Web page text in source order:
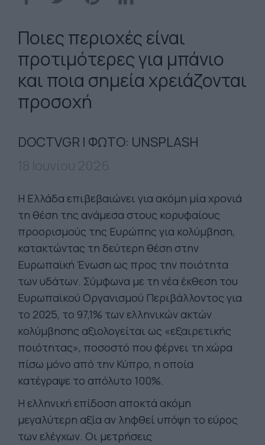
Ποιες περιοχές είναι
προτιμότερες για μπάνιο
και ποια σημεία χρειάζονται
προσοχή
DOCTVGR | ΦΩΤΟ: UNSPLASH
Η Ελλάδα επιβεβαιώνει για ακόμη μία χρονιά
τη θέση της ανάμεσα στους κορυφαίους
προορισμούς της Ευρώπης για κολύμβηση,
κατακτώντας τη δεύτερη θέση στην
Ευρωπαϊκή Ένωση ως προς την ποιότητα
των υδάτων. Σύμφωνα με τη νέα έκθεση του
Ευρωπαϊκού Οργανισμού Περιβάλλοντος για
το 2025, το 97,1% των ελληνικών ακτών
κολύμβησης αξιολογείται ως «εξαιρετικής
ποιότητας», ποσοστό που φέρνει τη χώρα
πίσω μόνο από την Κύπρο, η οποία
κατέγραψε το απόλυτο 100%.
Η ελληνική επίδοση αποκτά ακόμη
μεγαλύτερη αξία αν ληφθεί υπόψη το εύρος
των ελέγχων. Οι μετρήσεις